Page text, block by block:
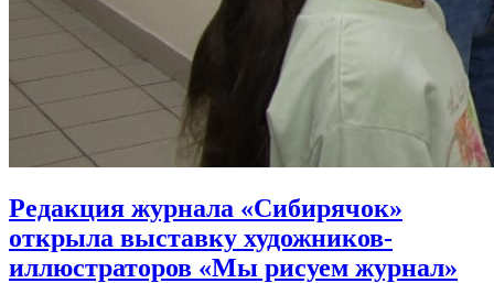
Редакция журнала «Сибирячок»
открыла выставку художников-
иллюстраторов «Мы рисуем журнал»